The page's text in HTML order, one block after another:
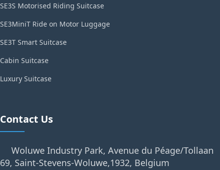
SE3S Motorised Riding Suitcase
SE3MiniT Ride on Motor Luggage
SE3T Smart Suitcase
Cabin Suitcase
Luxury Suitcase
Contact Us
Woluwe Industry Park, Avenue du Péage/Tollaan
69, Saint-Stevens-Woluwe,1932, Belgium